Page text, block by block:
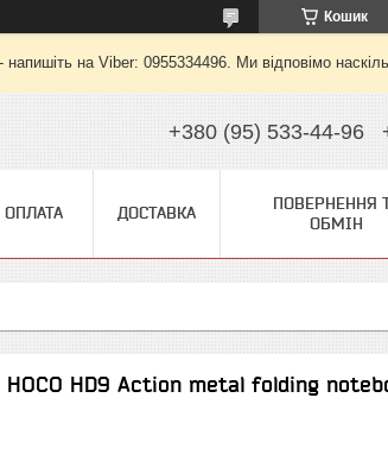
Кошик
на Viber: 0955334496. Ми відповімо
+380 (95) 533-44-96
ОПЛАТА ДОСТАВКА
ПОВЕРНЕННЯ
ОБМІН
HOCO HD9 Action metal folding